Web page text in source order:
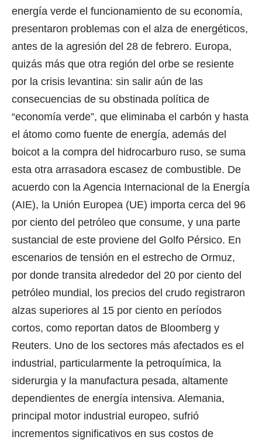
energía verde el funcionamiento de su economía,
presentaron problemas con el alza de energéticos,
antes de la agresión del 28 de febrero. Europa,
quizás más que otra región del orbe se resiente
por la crisis levantina: sin salir aún de las
consecuencias de su obstinada política de
“economía verde”, que eliminaba el carbón y hasta
el átomo como fuente de energía, además del
boicot a la compra del hidrocarburo ruso, se suma
esta otra arrasadora escasez de combustible. De
acuerdo con la Agencia Internacional de la Energía
(AIE), la Unión Europea (UE) importa cerca del 96
por ciento del petróleo que consume, y una parte
sustancial de este proviene del Golfo Pérsico. En
escenarios de tensión en el estrecho de Ormuz,
por donde transita alrededor del 20 por ciento del
petróleo mundial, los precios del crudo registraron
alzas superiores al 15 por ciento en períodos
cortos, como reportan datos de Bloomberg y
Reuters. Uno de los sectores más afectados es el
industrial, particularmente la petroquímica, la
siderurgia y la manufactura pesada, altamente
dependientes de energía intensiva. Alemania,
principal motor industrial europeo, sufrió
incrementos significativos en sus costos de